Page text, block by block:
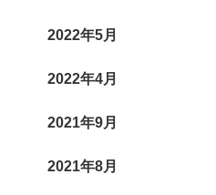
2022年5月
2022年4月
2021年9月
2021年8月